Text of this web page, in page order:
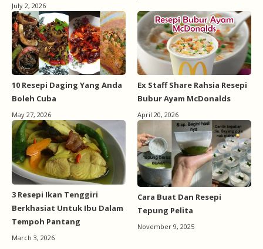
July 2, 2026
10 Resepi Daging Yang Anda
Boleh Cuba
May 27, 2026
Ex Staff Share Rahsia Resepi
Bubur Ayam McDonalds
April 20, 2026
3 Resepi Ikan Tenggiri
Berkhasiat Untuk Ibu Dalam
Tempoh Pantang
March 3, 2026
Cara Buat Dan Resepi
Tepung Pelita
November 9, 2025